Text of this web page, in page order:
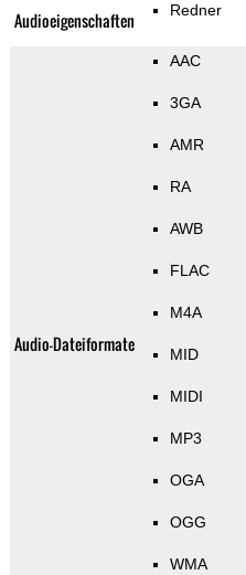
Audioeigenschaften Redner
Audio-Dateiformate
AAC
3GA
AMR
RA
AWB
FLAC
M4A
MID
MIDI
MP3
OGA
OGG
WMA